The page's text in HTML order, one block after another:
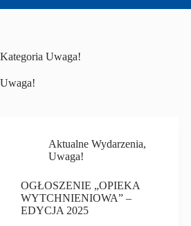
Kategoria Uwaga!
Uwaga!
Aktualne Wydarzenia,
Uwaga!
OGŁOSZENIE „OPIEKA
WYTCHNIENIOWA” –
EDYCJA 2025